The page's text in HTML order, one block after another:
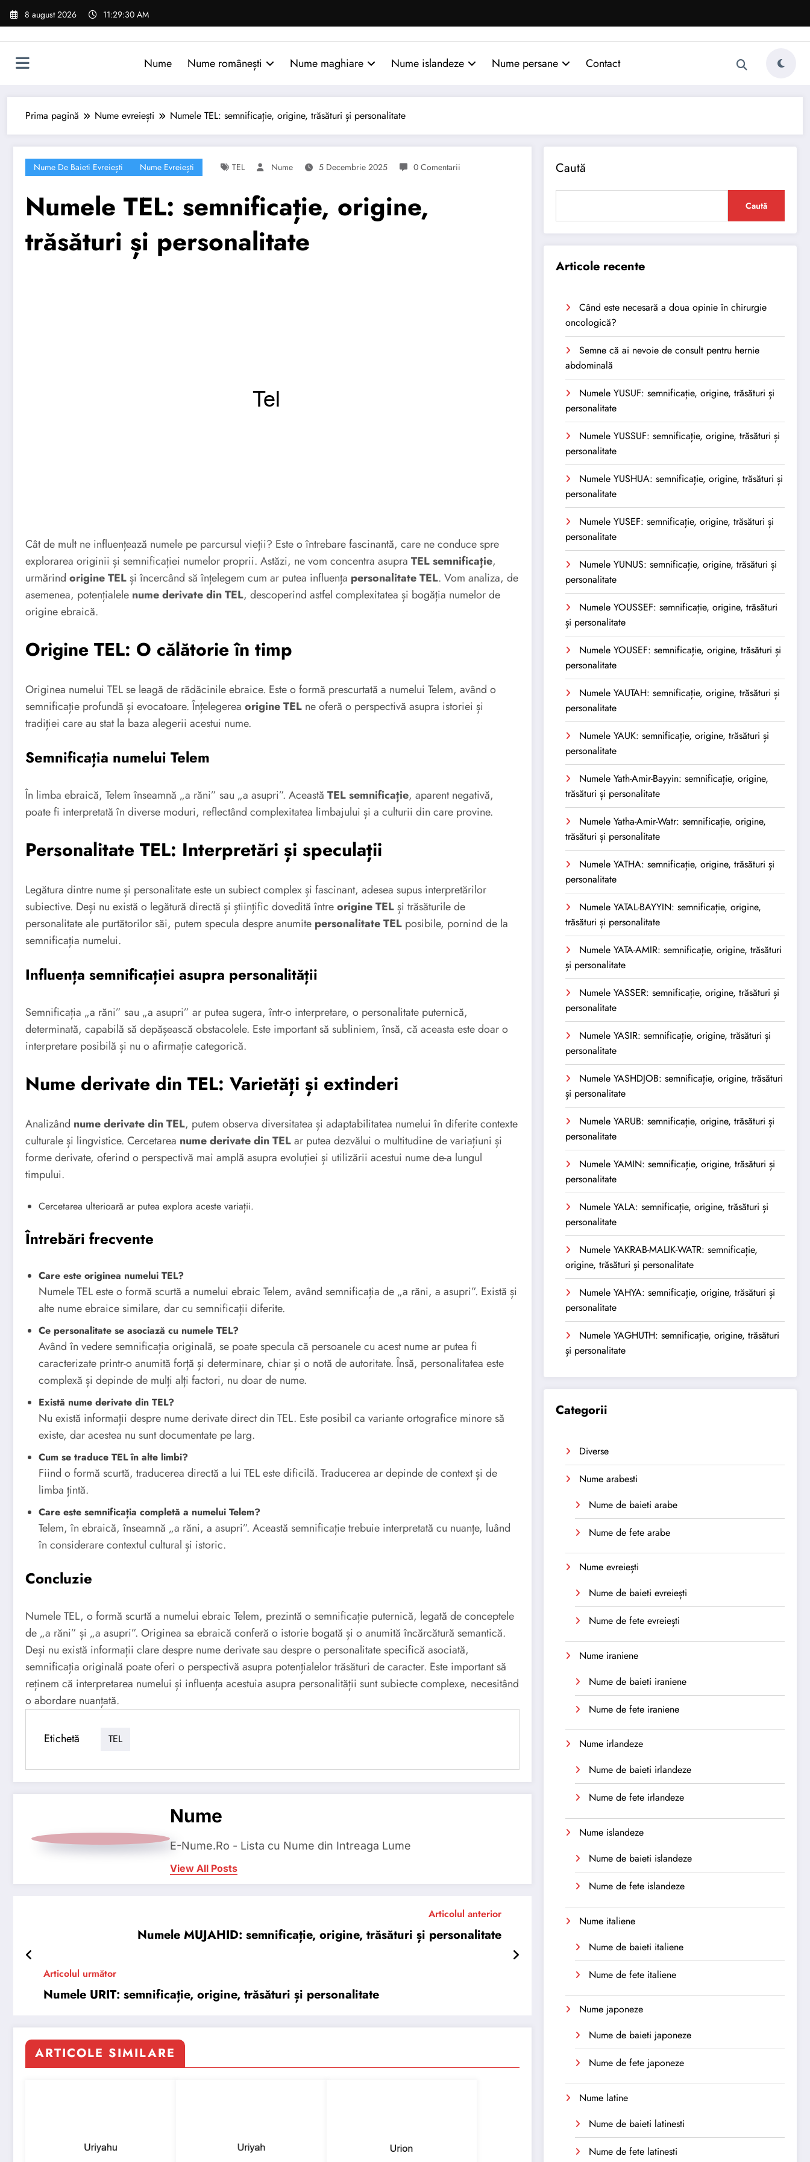
Sari
8 august 2026 11:29:31 AM
Nume Nume românești Nume maghiare Nume islandeze Nume persane Contact
Prima pagină Nume evreiești Numele TEL: semnificație, origine, trăsături și personalitate
Nume De Baieti Evreiești Nume Evreiești TEL Nume 5 Decembrie 2025 0 Comentarii
Numele TEL: semnificație, origine,
trăsături și personalitate
Cât de mult ne influențează numele pe parcursul vieții? Este o întrebare fascinantă, care ne conduce spre
explorarea originii și semnificației numelor proprii. Astăzi, ne vom concentra asupra TEL semnificație,
urmărind origine TELși încercând să înțelegem cum ar putea influența personalitate TEL. Vom analiza, de
asemenea, potențialele nume derivate din TEL, descoperind astfel complexitatea și bogăția numelor de
origine ebraică.
Origine TEL: O călătorie în timp
Originea numelui TEL se leagă de rădăcinile ebraice. Este o formă prescurtată a numelui Telem, având o
semnificație profundă și evocatoare. Înțelegerea origine TEL ne oferă o perspectivă asupra istoriei și
tradiției care au stat la baza alegerii acestui nume.
Semnificația numelui Telem
În limba ebraică, Telem înseamnă „a răni” sau „a asupri”. Această TEL semnificație, aparent negativă,
poate fi interpretată în diverse moduri, reflectând complexitatea limbajului și a culturii din care provine.
Personalitate TEL: Interpretări și speculații
Legătura dintre nume și personalitate este un subiect complex și fascinant, adesea supus interpretărilor
subiective. Deși nu există o legătură directă și științific dovedită întreorigine TELși trăsăturile de
personalitate ale purtătorilor săi, putem specula despre anumite personalitate TEL posibile, pornind de la
semnificația numelui.
Influența semnificației asupra personalității
Semnificația „a răni” sau „a asupri” ar putea sugera, într-o interpretare, o personalitate puternică,
determinată, capabilă să depășească obstacolele. Este important să subliniem, însă, că aceasta este doar o
interpretare posibilă și nu o afirmație categorică.
Nume derivate din TEL: Varietăți și extinderi
Analizând nume derivate din TEL, putem observa diversitatea și adaptabilitatea numelui în diferite contexte
culturale și lingvistice. Cercetarea nume derivate din TELar putea dezvălui o multitudine de variațiuni și
forme derivate, oferind o perspectivă mai amplă asupra evoluției și utilizării acestui nume de-a lungul
timpului.
Cercetarea ulterioară ar putea explora aceste variații.
Întrebări frecvente
Care este originea numelui TEL?
Numele TEL este o formă scurtă a numelui ebraic Telem, având semnificația de „a răni, a asupri”. Există și
alte nume ebraice similare, dar cu semnificații diferite.
Ce personalitate se asociază cu numele TEL?
Având în vedere semnificația originală, se poate specula că persoanele cu acest nume ar putea fi
caracterizate printr-o anumită forță și determinare, chiar și o notă de autoritate. Însă, personalitatea este
complexă și depinde de mulți alți factori, nu doar de nume.
Există nume derivate din TEL?
Nu există informații despre nume derivate direct din TEL. Este posibil ca variante ortografice minore să
existe, dar acestea nu sunt documentate pe larg.
Cum se traduce TEL în alte limbi?
Fiind o formă scurtă, traducerea directă a lui TEL este dificilă. Traducerea ar depinde de context și de
limba țintă.
Care este semnificația completă a numelui Telem?
Telem, în ebraică, înseamnă „a răni, a asupri”. Această semnificație trebuie interpretată cu nuanțe, luând
în considerare contextul cultural și istoric.
Concluzie
Numele TEL, o formă scurtă a numelui ebraic Telem, prezintă o semnificație puternică, legată de conceptele
de „a răni” și „a asupri”. Originea sa ebraică conferă o istorie bogată și o anumită încărcătură semantică.
Deși nu există informații clare despre nume derivate sau despre o personalitate specifică asociată,
semnificația originală poate oferi o perspectivă asupra potențialelor trăsături de caracter. Este important să
reținem că interpretarea numelui și influența acestuia asupra personalității sunt subiecte complexe, necesitând
o abordare nuanțată.
Etichetă TEL
Nume
E-Nume.Ro - Lista cu Nume din Intreaga Lume
View All Posts
Articolul anterior
Numele MUJAHID: semnificație, origine, trăsături și personalitate
Articolul următor
Numele URIT: semnificație, origine, trăsături și personalitate
ARTICOLE SIMILARE
Caută
Caută
Articole recente
Când este necesară a doua opinie în chirurgie
oncologică?
Semne că ai nevoie de consult pentru hernie
abdominală
Numele YUSUF: semnificație, origine, trăsături și
personalitate
Numele YUSSUF: semnificație, origine, trăsături și
personalitate
Numele YUSHUA: semnificație, origine, trăsături și
personalitate
Numele YUSEF: semnificație, origine, trăsături și
personalitate
Numele YUNUS: semnificație, origine, trăsături și
personalitate
Numele YOUSSEF: semnificație, origine, trăsături
și personalitate
Numele YOUSEF: semnificație, origine, trăsături și
personalitate
Numele YAUTAH: semnificație, origine, trăsături și
personalitate
Numele YAUK: semnificație, origine, trăsături și
personalitate
Numele Yath-Amir-Bayyin: semnificație, origine,
trăsături și personalitate
Numele Yatha-Amir-Watr: semnificație, origine,
trăsături și personalitate
Numele YATHA: semnificație, origine, trăsături și
personalitate
Numele YATAL-BAYYIN: semnificație, origine,
trăsături și personalitate
Numele YATA-AMIR: semnificație, origine, trăsături
și personalitate
Numele YASSER: semnificație, origine, trăsături și
personalitate
Numele YASIR: semnificație, origine, trăsături și
personalitate
Numele YASHDJOB: semnificație, origine, trăsături
și personalitate
Numele YARUB: semnificație, origine, trăsături și
personalitate
Numele YAMIN: semnificație, origine, trăsături și
personalitate
Numele YALA: semnificație, origine, trăsături și
personalitate
Numele YAKRAB-MALIK-WATR: semnificație,
origine, trăsături și personalitate
Numele YAHYA: semnificație, origine, trăsături și
personalitate
Numele YAGHUTH: semnificație, origine, trăsături
și personalitate
Categorii
Diverse
Nume arabesti
Nume de baieti arabe
Nume de fete arabe
Nume evreiești
Nume de baieti evreiești
Nume de fete evreiești
Nume iraniene
Nume de baieti iraniene
Nume de fete iraniene
Nume irlandeze
Nume de baieti irlandeze
Nume de fete irlandeze
Nume islandeze
Nume de baieti islandeze
Nume de fete islandeze
Nume italiene
Nume de baieti italiene
Nume de fete italiene
Nume japoneze
Nume de baieti japoneze
Nume de fete japoneze
Nume latine
Nume de baieti latinesti
Nume de fete latinesti